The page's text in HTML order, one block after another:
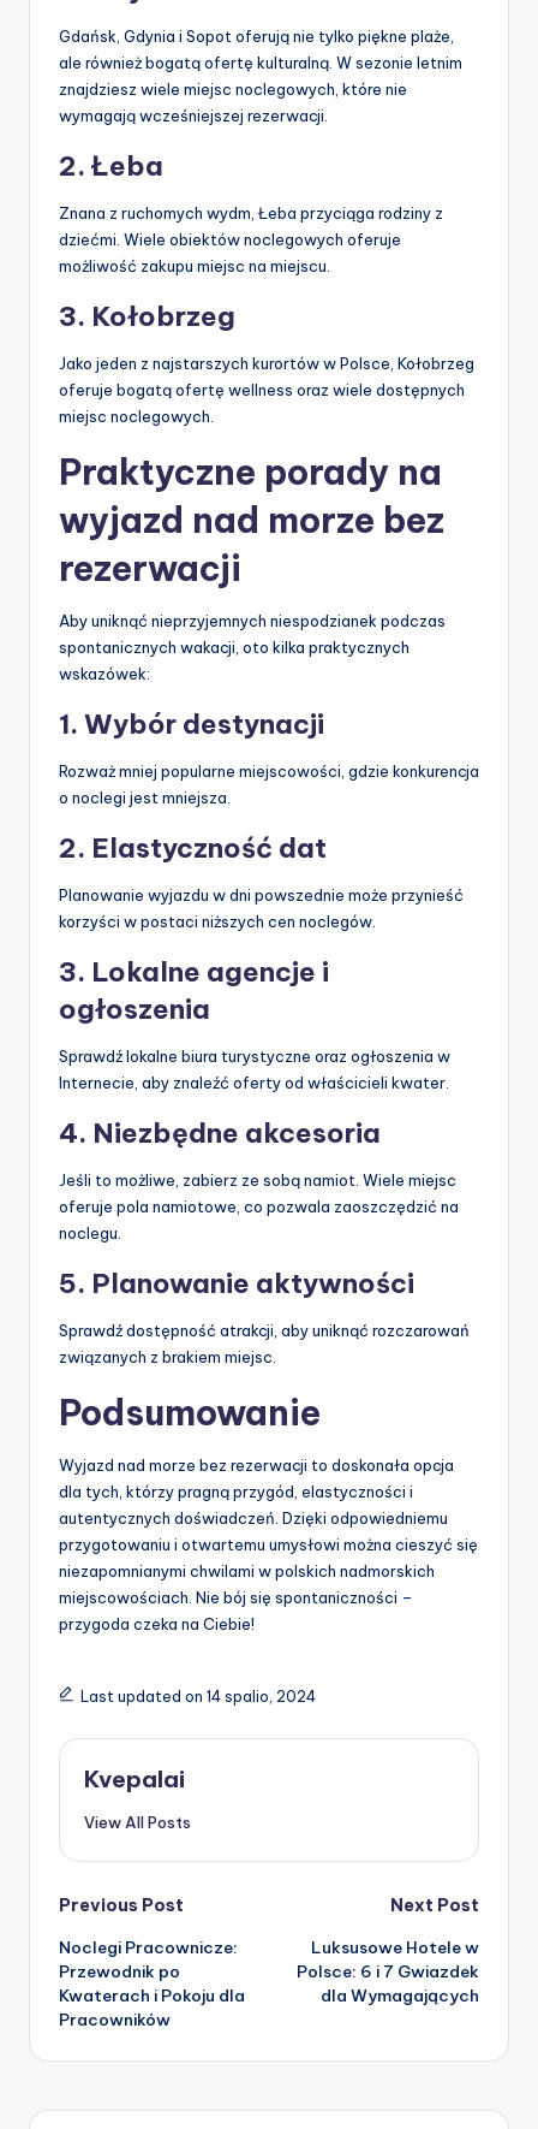
Gdańsk, Gdynia i Sopot oferują nie tylko piękne plaże,
ale również bogatą ofertę kulturalną. W sezonie letnim
znajdziesz wiele miejsc noclegowych, które nie
wymagają wcześniejszej rezerwacji.
2. Łeba
Znana z ruchomych wydm, Łeba przyciąga rodziny z
dziećmi. Wiele obiektów noclegowych oferuje
możliwość zakupu miejsc na miejscu.
3. Kołobrzeg
Jako jeden z najstarszych kurortów w Polsce, Kołobrzeg
oferuje bogatą ofertę wellness oraz wiele dostępnych
miejsc noclegowych.
Praktyczne porady na
wyjazd nad morze bez
rezerwacji
Aby uniknąć nieprzyjemnych niespodzianek podczas
spontanicznych wakacji, oto kilka praktycznych
wskazówek:
1. Wybór destynacji
Rozważ mniej popularne miejscowości, gdzie konkurencja
o noclegi jest mniejsza.
2. Elastyczność dat
Planowanie wyjazdu w dni powszednie może przynieść
korzyści w postaci niższych cen noclegów.
3. Lokalne agencje i
ogłoszenia
Sprawdź lokalne biura turystyczne oraz ogłoszenia w
Internecie, aby znaleźć oferty od właścicieli kwater.
4. Niezbędne akcesoria
Jeśli to możliwe, zabierz ze sobą namiot. Wiele miejsc
oferuje pola namiotowe, co pozwala zaoszczędzić na
noclegu.
5. Planowanie aktywności
Sprawdź dostępność atrakcji, aby uniknąć rozczarowań
związanych z brakiem miejsc.
Podsumowanie
Wyjazd nad morze bez rezerwacji to doskonała opcja
dla tych, którzy pragną przygód, elastyczności i
autentycznych doświadczeń. Dzięki odpowiedniemu
przygotowaniu i otwartemu umysłowi można cieszyć się
niezapomnianymi chwilami w polskich nadmorskich
miejscowościach. Nie bój się spontaniczności –
przygoda czeka na Ciebie!
Last updated on 14 spalio, 2024
Kvepalai
View All Posts
Post
navigation
Previous Post
Noclegi Pracownicze:
Przewodnik po
Kwaterach i Pokoju dla
Pracowników
Next Post
Luksusowe Hotele w
Polsce: 6 i 7 Gwiazdek
dla Wymagających